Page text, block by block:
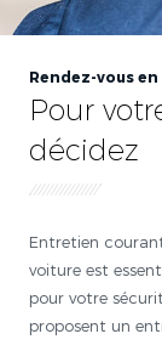
Rendez-vous
Pour
décidez
Entretien
voiture est
pour votre
proposent un